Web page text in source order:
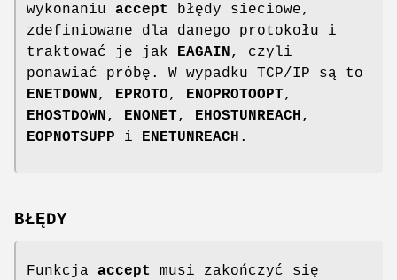
wykonaniu accept
błędy sieciowe,
zdefiniowane dla danego protokołu i
traktować je jak EAGAIN, czyli
ponawiać próbę. W wypadku TCP/IP są to
ENETDOWN, EPROTO, ENOPROTOOPT,
EHOSTDOWN, ENONET, EHOSTUNREACH,
EOPNOTSUPP i ENETUNREACH .
BŁĘDY
Funkcja accept
musi zakończyć się